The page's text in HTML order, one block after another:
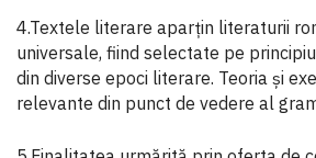
4.Textele literare aparțin literaturii
universale, fiind selectate pe
din diverse epoci literare. Teoria și
relevante din punct de vedere al